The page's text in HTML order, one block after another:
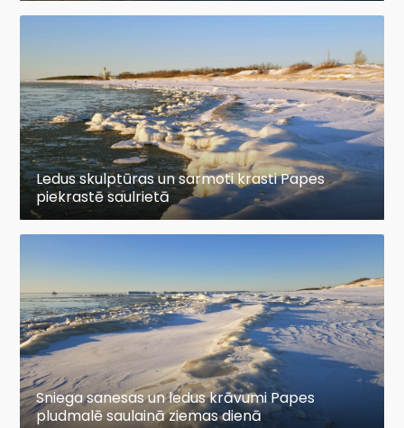
Ledus skulptūras un sarmoti krasti Papes
piekrastē saulrietā
Sniega sanesas un ledus krāvumi Papes
pludmalē saulainā ziemas dienā